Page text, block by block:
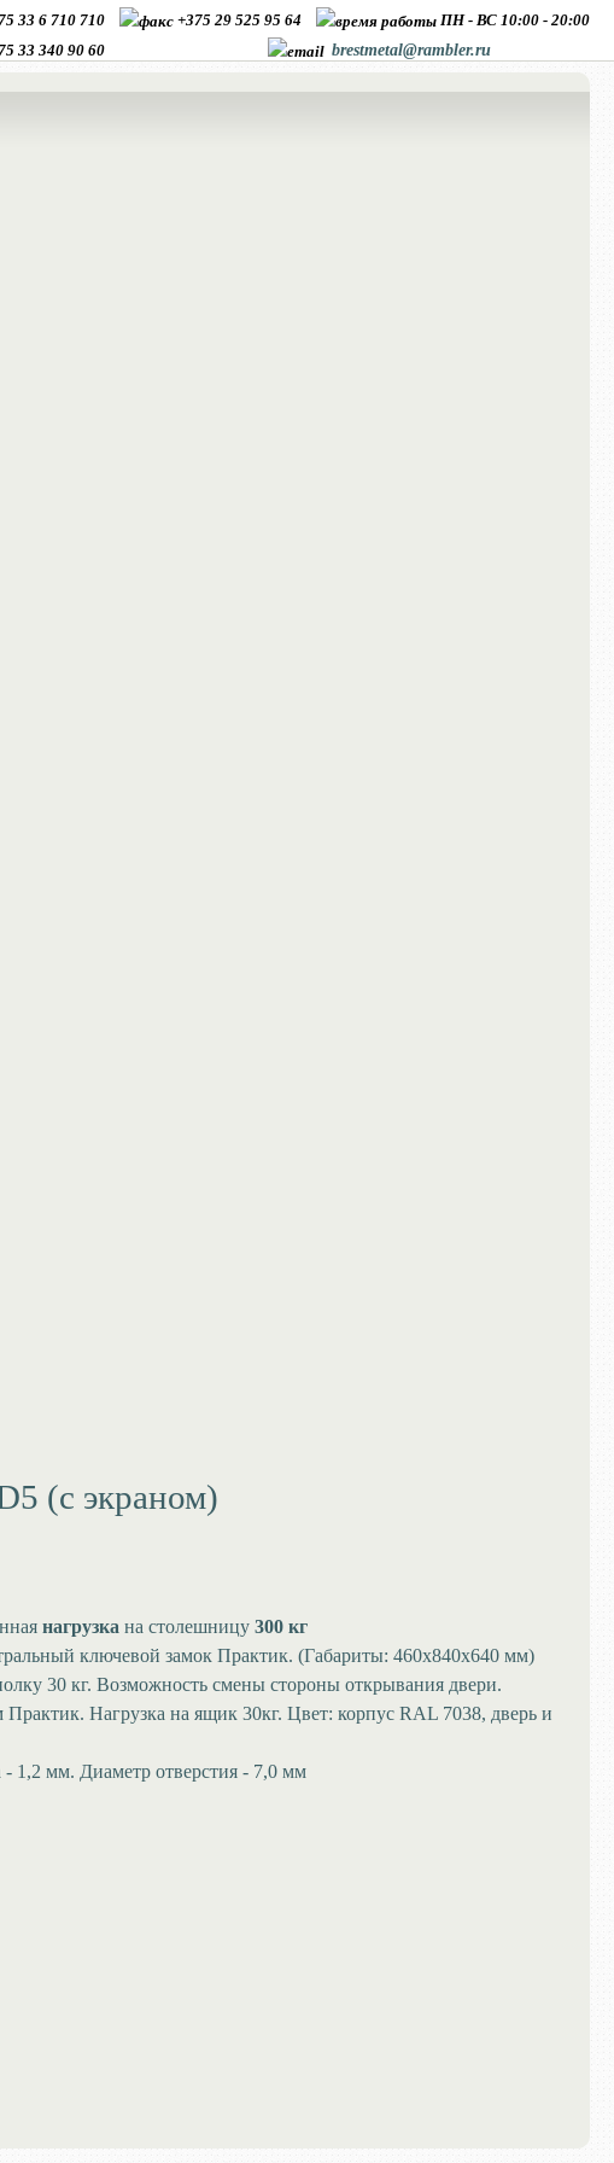
33 6 710 710 +375 29 525 95 64
ПН - ВС 10:00 - 20:00
33 340 90 60 brestmetal@rambler.ru
(с экраном)
нагрузка на столешницу 300 кг
ключевой замок Практик. (Габариты: 460х840х640 мм)
30 кг. Возможность смены стороны открывания двери.
Нагрузка на ящик 30кг. Цвет: корпус RAL 7038, дверь и
1,2 мм. Диаметр отверстия - 7,0 мм